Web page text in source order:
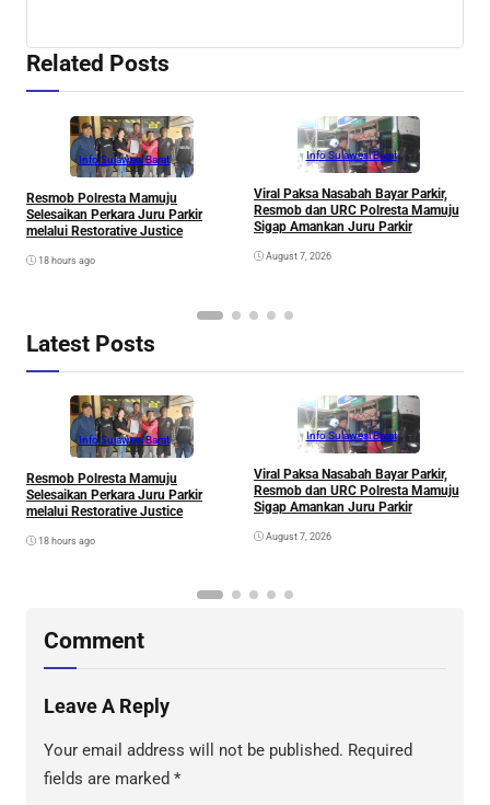
Related Posts
Info Sulawesi Barat
Resmob Polresta Mamuju
Selesaikan Perkara Juru Parkir
melalui Restorative Justice
18 hours ago
Info Sulawesi Barat
Viral Paksa Nasabah Bayar Parkir,
Resmob dan URC Polresta Mamuju
Sigap Amankan Juru Parkir
August 7, 2026
Latest Posts
Info Sulawesi Barat
Resmob Polresta Mamuju
Selesaikan Perkara Juru Parkir
melalui Restorative Justice
18 hours ago
Info Sulawesi Barat
Viral Paksa Nasabah Bayar Parkir,
Resmob dan URC Polresta Mamuju
Sigap Amankan Juru Parkir
August 7, 2026
Comment
Leave A Reply
Your email address will not be published. Required
fields are marked *